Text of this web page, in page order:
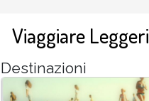
Viaggiare Leggeri
Destinazioni